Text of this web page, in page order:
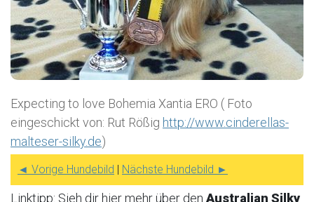
Expecting to love Bohemia Xantia ERO ( Foto
eingeschickt von: Rut Rößig http://www.cinderellas-
malteser-silky.de)
◄ Vorige Hundebild | Nächste Hundebild ►
Linktipp: Sieh dir hier mehr über den Australian Silky